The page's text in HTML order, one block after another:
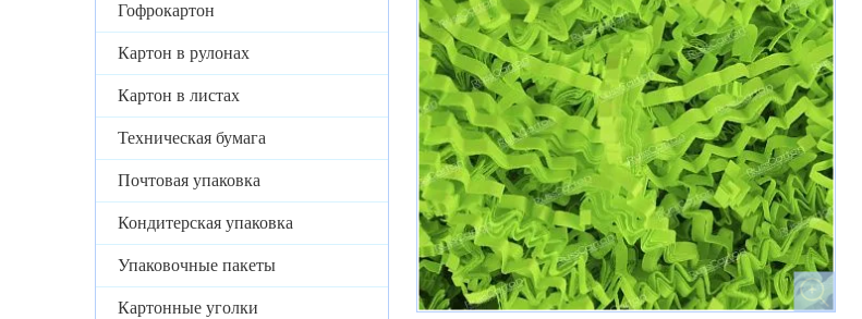
Гофрокартон
Картон в рулонах
Картон в листах
Техническая бумага
Почтовая упаковка
Кондитерская упаковка
Упаковочные пакеты
Картонные уголки